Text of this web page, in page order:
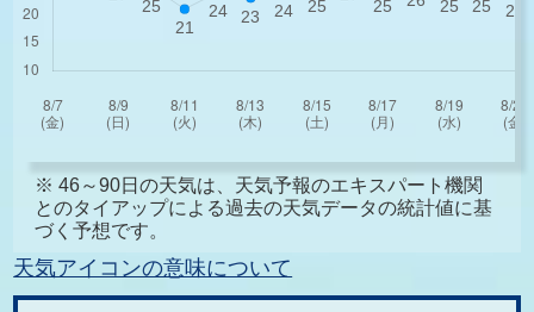
※ 46～90日の天気は、天気予報のエキスパート機関
とのタイアップによる過去の天気データの統計値に基
づく予想です。
天気アイコンの意味について